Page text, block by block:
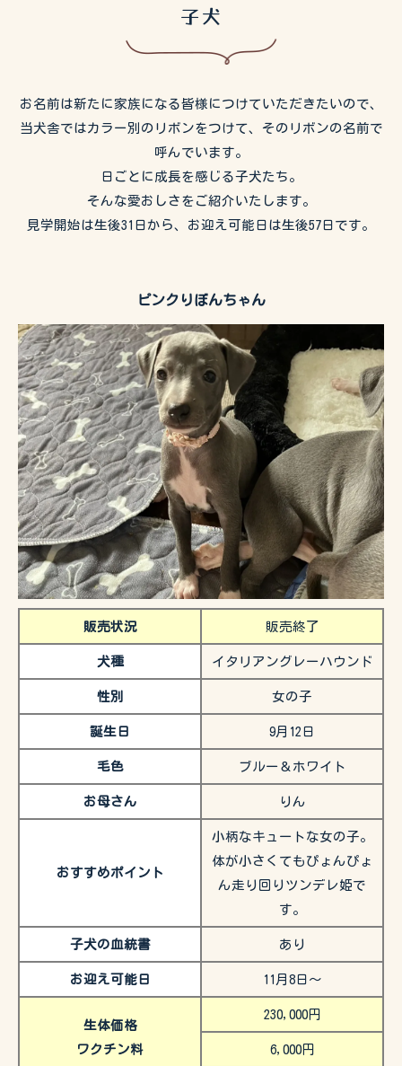
子犬
お名前は新たに家族になる皆様につけていただきたいので、
当犬舎ではカラー別のリボンをつけて、そのリボンの名前で
呼んでいます。
日ごとに成長を感じる子犬たち。
そんな愛おしさをご紹介いたします。
見学開始は生後31日から、お迎え可能日は生後57日です。
ピンクりぼんちゃん
販売状況 販売終了
犬種 イタリアングレーハウンド
性別 女の子
誕生日 9月12日
毛色 ブルー＆ホワイト
お母さん りん
おすすめポイント
小柄なキュートな女の子。
体が小さくてもぴょんぴょ
ん走り回りツンデレ姫で
す。
子犬の血統書 あり
お迎え可能日 11月8日〜
生体価格
ワクチン料
230,000円
6,000円